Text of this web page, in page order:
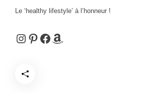
Le ‘healthy lifestyle’ à l’honneur !
Instagram
Pinterest
Facebook
Amazon